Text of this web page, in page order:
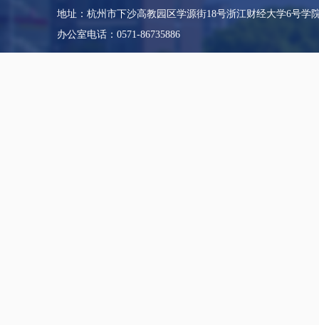
地址：杭州市下沙高教园区学源街18号浙江财经大学6号学
办公室电话：0571-86735886